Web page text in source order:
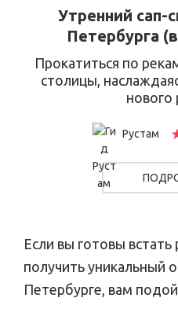
Утренний сап-
Петербурга
Прокатиться по
столицы,
нового
Рустам
Если вы готовы
получить уникальный
Петербурге, вам